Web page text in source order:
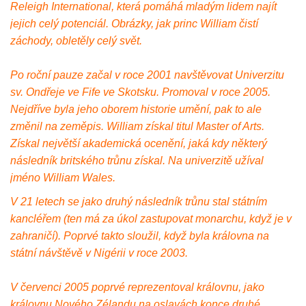
Releigh International, která pomáhá mladým lidem najít
jejich celý potenciál. Obrázky, jak princ William čistí
záchody, obletěly celý svět.
Po roční pauze začal v roce 2001 navštěvovat Univerzitu
sv. Ondřeje ve Fife ve Skotsku. Promoval v roce 2005.
Nejdříve byla jeho oborem historie umění, pak to ale
změnil na zeměpis. William získal titul Master of Arts.
Získal největší akademická ocenění, jaká kdy některý
následník britského trůnu získal. Na univerzitě užíval
jméno William Wales.
V 21 letech se jako druhý následník trůnu stal státním
kancléřem (ten má za úkol zastupovat monarchu, když je v
zahraničí). Poprvé takto sloužil, když byla královna na
státní návštěvě v Nigérii v roce 2003.
V červenci 2005 poprvé reprezentoval královnu, jako